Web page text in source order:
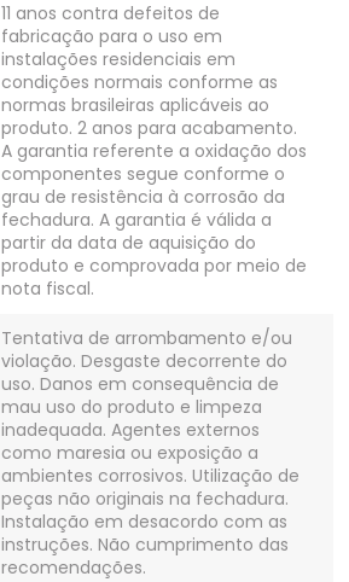
11 anos contra defeitos de
fabricação para o uso em
instalações residenciais em
condições normais conforme as
normas brasileiras aplicáveis ao
produto. 2 anos para acabamento.
A garantia referente a oxidação dos
componentes segue conforme o
grau de resistência à corrosão da
fechadura. A garantia é válida a
partir da data de aquisição do
produto e comprovada por meio de
nota fiscal.
Tentativa de arrombamento e/ou
violação. Desgaste decorrente do
uso. Danos em consequência de
mau uso do produto e limpeza
inadequada. Agentes externos
como maresia ou exposição a
ambientes corrosivos. Utilização de
peças não originais na fechadura.
Instalação em desacordo com as
instruções. Não cumprimento das
recomendações.